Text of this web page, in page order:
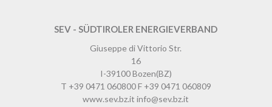
SEV - SÜDTIROLER ENERGIEVERBAND
Giuseppe di Vittorio Str.
16
I-39100Bozen(BZ)
T +39 0471 060800F +39 0471 060809
www.sev.bz.it info@sev.bz.it